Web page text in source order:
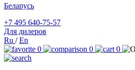
Беларусь
+7 495 640-75-57
Для дилеров
Ru /En
0
0 0